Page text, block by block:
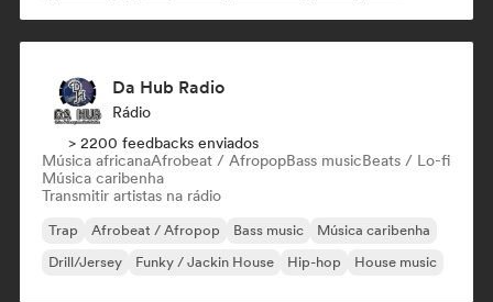
Da Hub Radio
Rádio
> 2200 feedbacks enviados
Música africanaAfrobeat / AfropopBass musicBeats / Lo-fi
Música caribenha
Transmitir artistas na rádio
Trap Afrobeat / Afropop Bass music
Música caribenha
Drill/Jersey
Funky / Jackin House Hip-hop House music